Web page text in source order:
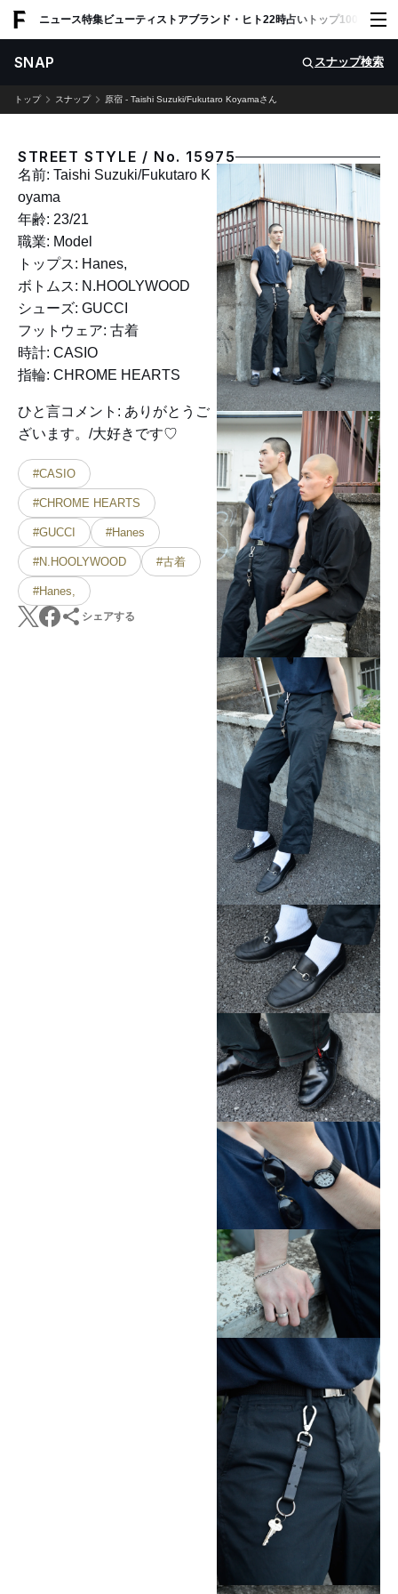
ニュース特集ビューティ ストアブランド・ヒト22時占い トップ100 スナッ
SNAP スナップ検索
トップ スナップ 原宿 - Taishi Suzuki/Fukutaro Koyamaさん
STREET STYLE / No. 15975
名前: Taishi Suzuki/Fukutaro K
oyama
年齢: 23/21
職業: Model
トップス: Hanes,
ボトムス: N.HOOLYWOOD
シューズ: GUCCI
フットウェア: 古着
時計: CASIO
指輪: CHROME HEARTS
ひと言コメント: ありがとうご
ざいます。/大好きです♡
#CASIO
#CHROME HEARTS
#GUCCI #Hanes
#N.HOOLYWOOD #古着
#Hanes,
シェアする